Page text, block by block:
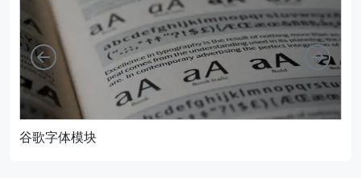
谷歌字体模块
向左 向右